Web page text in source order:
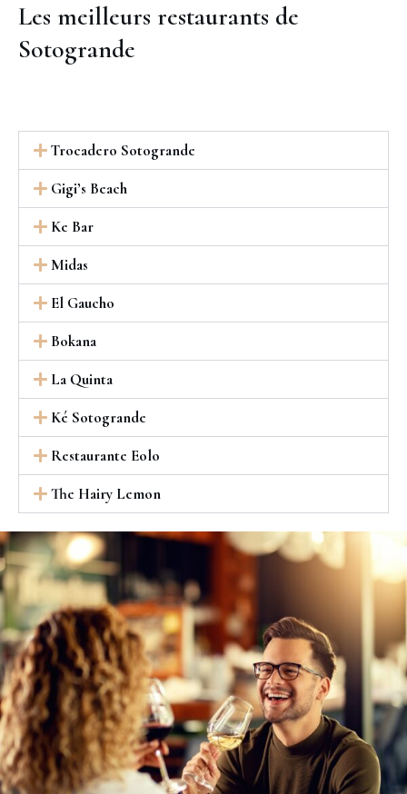
Les meilleurs restaurants de
Sotogrande
Trocadero Sotogrande
Gigi’s Beach
Ke Bar
Midas
El Gaucho
Bokana
La Quinta
Ké Sotogrande
Restaurante Eolo
The Hairy Lemon